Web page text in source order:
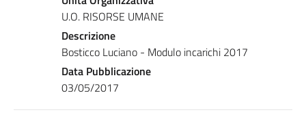
U.O. RISORSE UMANE
Descrizione
Bosticco Luciano - Modulo incarichi 2017
Data Pubblicazione
03/05/2017